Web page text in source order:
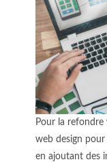
Pour la refondre
web design
en ajoutant des